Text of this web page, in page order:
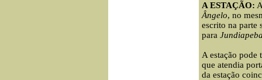
A ESTAÇÃO:
Ângelo, no
escrito na parte
para
A estação pode
que atendia
da estação